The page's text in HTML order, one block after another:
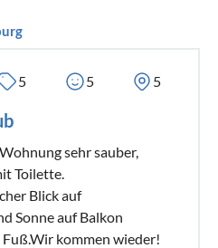
5 5 5
sehr sauber,
Toilette.
Blick auf
Sonne auf Balkon
Fuß.Wir kommen wieder!